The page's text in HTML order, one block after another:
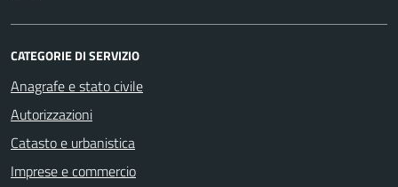
CATEGORIE DI SERVIZIO
Anagrafe e stato civile
Autorizzazioni
Catasto e urbanistica
Imprese e commercio